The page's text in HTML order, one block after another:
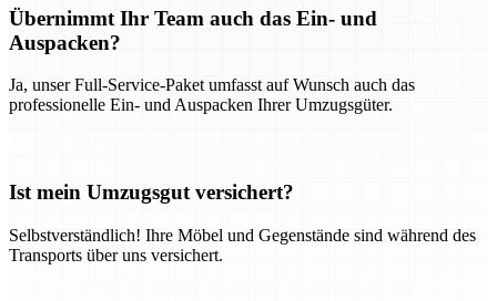
Übernimmt Ihr Team auch das Ein- und
Auspacken?
Ja, unser Full-Service-Paket umfasst auf Wunsch auch das
professionelle Ein- und Auspacken Ihrer Umzugsgüter.
Ist mein Umzugsgut versichert?
Selbstverständlich! Ihre Möbel und Gegenstände sind während des
Transports über uns versichert.